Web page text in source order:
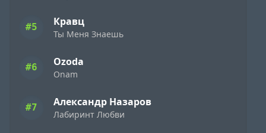
#5 Кравц
Ты Меня Знаешь
#6 Ozoda
Onam
#7 Александр Назаров
Лабиринт Любви